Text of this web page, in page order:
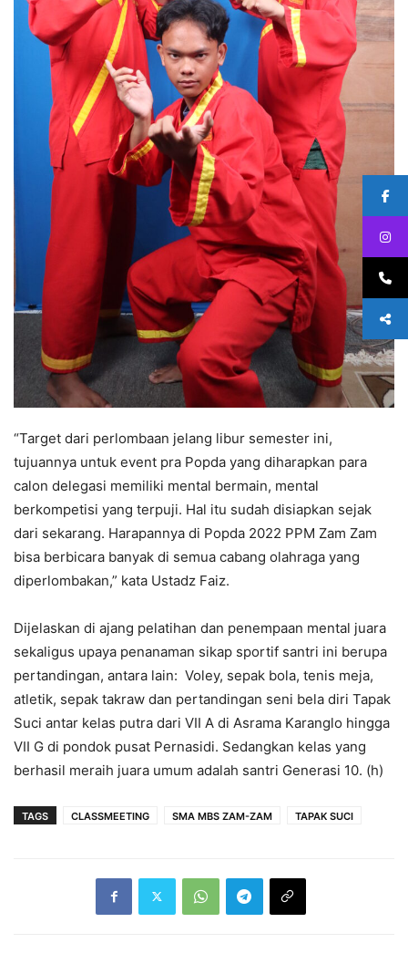
“Target dari perlombaan jelang libur semester ini,
tujuannya untuk event pra Popda yang diharapkan para
calon delegasi memiliki mental bermain, mental
berkompetisi yang terpuji. Hal itu sudah disiapkan sejak
dari sekarang. Harapannya di Popda 2022 PPM Zam Zam
bisa berbicara banyak di semua cabang olahraga yang
diperlombakan,” kata Ustadz Faiz.
Dijelaskan di ajang pelatihan dan penempaan mental juara
sekaligus upaya penanaman sikap sportif santri ini berupa
pertandingan, antara lain: Voley, sepak bola, tenis meja,
atletik, sepak takraw dan pertandingan seni bela diri Tapak
Suci antar kelas putra dari VII A di Asrama Karanglo hingga
VII G di pondok pusat Pernasidi. Sedangkan kelas yang
berhasil meraih juara umum adalah santri Generasi 10. (h)
TAGS CLASSMEETING SMA MBS ZAM-ZAM TAPAK SUCI